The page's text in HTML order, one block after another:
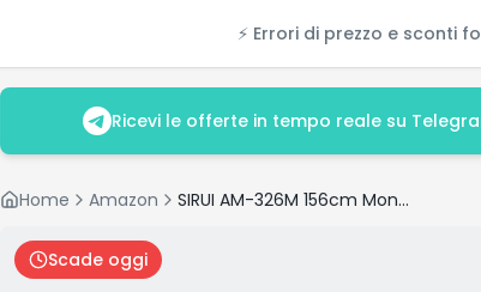
⚡ Errori di prezzo e sconti
Ricevi le offerte in tempo reale su
Home Amazon SIRUI AM-326M 156cm Monopiede Fotografico Professionale a 6-Sezioni, Portatile Monopod in Carbonio per Fotocamera Reflex, Monopiede da Viaggio Leggero, Carico Massimo 10KG
Scade oggi